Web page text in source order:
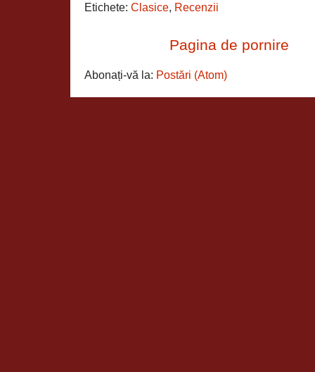
Etichete: Clasice, Recenzii
Pagina de pornire
Abonați-vă la: Postări (Atom)